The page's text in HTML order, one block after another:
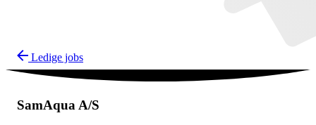
Ledige jobs
SamAqua A/S